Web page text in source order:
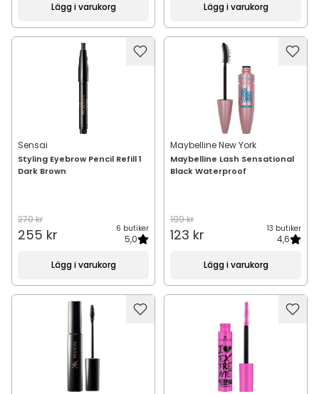
Lägg i varukorg Lägg i varukorg
Sensai
Styling Eyebrow Pencil Refill 1
Dark Brown
270 kr
255 kr 6 butiker
5,0
Lägg i varukorg
Maybelline New York
Maybelline Lash Sensational
Black Waterproof
199 kr
123 kr 13 butiker
4,6
Lägg i varukorg